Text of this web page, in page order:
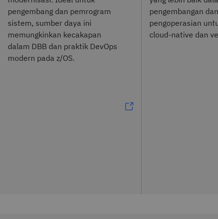
pengembang dan pemrogram
sistem, sumber daya ini
memungkinkan kecakapan
dalam DBB dan praktik DevOps
modern pada z/OS.
pengembangan
pengoperasian
cloud-native dan